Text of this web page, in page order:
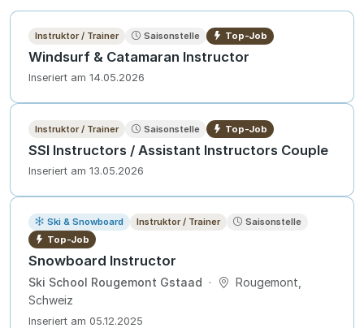
Instruktor / Trainer Saisonstelle Top-Job
Windsurf & Catamaran Instructor
Inseriert am 14.05.2026
Instruktor / Trainer Saisonstelle Top-Job
SSI Instructors / Assistant Instructors Couple
Inseriert am 13.05.2026
Ski & Snowboard Instruktor / Trainer
Saisonstelle
Top-Job
Snowboard Instructor
Ski School Rougemont Gstaad ·
Rougemont,
Schweiz
Inseriert am 05.12.2025